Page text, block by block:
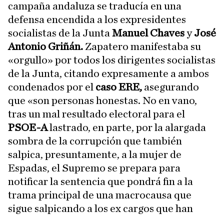
campaña andaluza se traducía en una
defensa encendida a los expresidentes
socialistas de la Junta Manuel ChavesyJosé
Antonio Griñán. Zapatero manifestaba su
«orgullo» por todos los dirigentes socialistas
de la Junta, citando expresamente a ambos
condenados por el caso ERE, asegurando
que «son personas honestas. No en vano,
tras un mal resultado electoral para el
PSOE-Alastrado, en parte, por la alargada
sombra de la corrupción que también
salpica, presuntamente, a la mujer de
Espadas, el Supremo se prepara para
notificar la sentencia que pondrá fin a la
trama principal de una macrocausa que
sigue salpicando a los ex cargos que han